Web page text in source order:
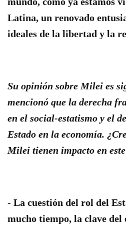
Latina, un renovado
ideales de la libertad y la
Su opinión sobre Milei es
mencionó que la derecha
en el social-estatismo y el
Estado en la economía.
Milei tienen impacto en
- La cuestión del rol del
mucho tiempo, la clave del